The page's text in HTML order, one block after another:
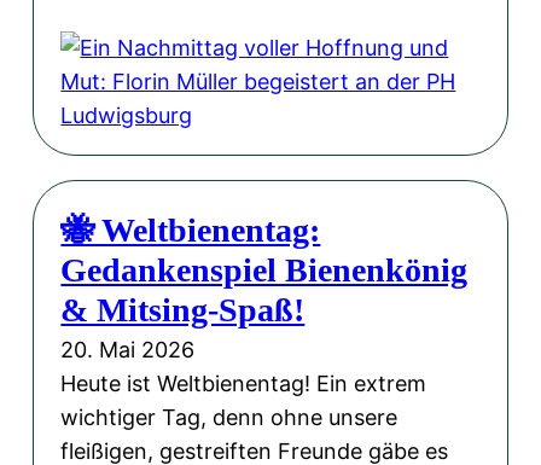
r
e
W
b
i
t
e
i
m
n
e
n
N
a
m
i
t
t
v
🐝 Weltbienentag:
Gedankenspiel Bienenkönig
& Mitsing-Spaß!
20. Mai 2026
Heute ist Weltbienentag! Ein extrem
wichtiger Tag, denn ohne unsere
fleißigen, gestreiften Freunde gäbe es